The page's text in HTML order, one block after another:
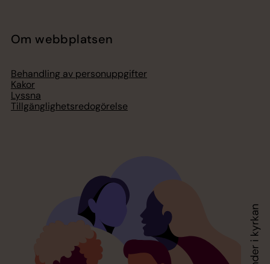
Om webbplatsen
Behandling av personuppgifter
Kakor
Lyssna
Tillgänglighetsredogörelse